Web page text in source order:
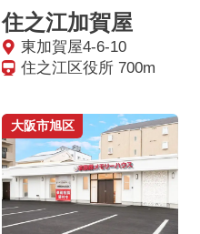
住之江加賀屋
東加賀屋4-6-10
住之江区役所 700m
大阪市旭区